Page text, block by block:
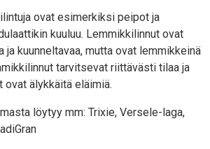
ovat esimerkiksi peipot ja
kuuluu. Lemmikkilinnut ovat
ja kuunneltavaa, mutta ovat lemmikkeinä
tarvitsevat riittävästi tilaa ja
älykkäitä eläimiä.
löytyy mm: Trixie, Versele-laga,